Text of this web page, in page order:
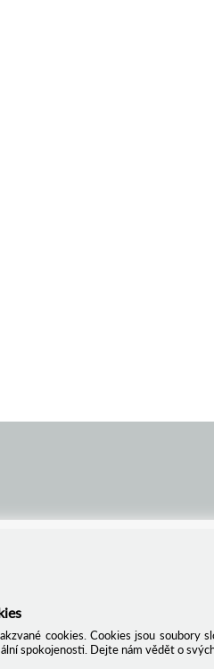
cookies. Cookies jsou soubory
spokojenosti. Dejte nám vědět o